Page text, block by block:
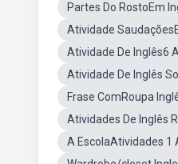
Partes Do RostoEm
Atividade
Atividade De Inglês6
Atividade De Inglês
Frase ComRoupa
Atividades De Inglês
A EscolaAtividades 1